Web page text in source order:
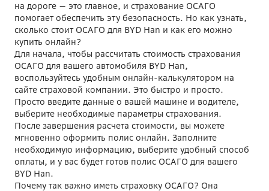
на дороге — это главное, и страхование ОСАГО
помогает обеспечить эту безопасность. Но как узнать,
сколько стоит ОСАГО для BYD Han и как его можно
купить онлайн?
Для начала, чтобы рассчитать стоимость страхования
ОСАГО для вашего автомобиля BYD Han,
воспользуйтесь удобным онлайн-калькулятором на
сайте страховой компании. Это быстро и просто.
Просто введите данные о вашей машине и водителе,
выберите необходимые параметры страхования.
После завершения расчета стоимости, вы можете
мгновенно оформить полис онлайн. Заполните
необходимую информацию, выберите удобный способ
оплаты, и у вас будет готов полис ОСАГО для вашего
BYD Han.
Почему так важно иметь страховку ОСАГО? Она